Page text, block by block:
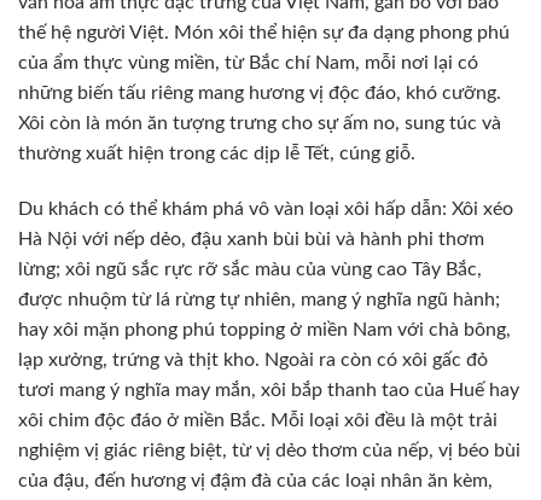
thế hệ người Việt. Món xôi thể hiện sự đa dạng phong phú
của ẩm thực vùng miền, từ Bắc chí Nam, mỗi nơi lại có
những biến tấu riêng mang hương vị độc đáo, khó cưỡng.
Xôi còn là món ăn tượng trưng cho sự ấm no, sung túc và
thường xuất hiện trong các dịp lễ Tết, cúng giỗ.
Du khách có thể khám phá vô vàn loại xôi hấp dẫn: Xôi xéo
Hà Nội với nếp dẻo, đậu xanh bùi bùi và hành phi thơm
lừng; xôi ngũ sắc rực rỡ sắc màu của vùng cao Tây Bắc,
được nhuộm từ lá rừng tự nhiên, mang ý nghĩa ngũ hành;
hay xôi mặn phong phú topping ở miền Nam với chà bông,
lạp xưởng, trứng và thịt kho. Ngoài ra còn có xôi gấc đỏ
tươi mang ý nghĩa may mắn, xôi bắp thanh tao của Huế hay
xôi chim độc đáo ở miền Bắc. Mỗi loại xôi đều là một trải
nghiệm vị giác riêng biệt, từ vị dẻo thơm của nếp, vị béo bùi
của đậu, đến hương vị đậm đà của các loại nhân ăn kèm,